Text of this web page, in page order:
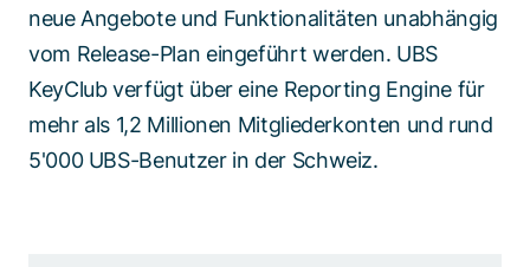
neue Angebote und Funktionalitäten unabhängig
vom Release-Plan eingeführt werden. UBS
KeyClub verfügt über eine Reporting Engine für
mehr als 1,2 Millionen Mitgliederkonten und rund
5'000 UBS-Benutzer in der Schweiz.